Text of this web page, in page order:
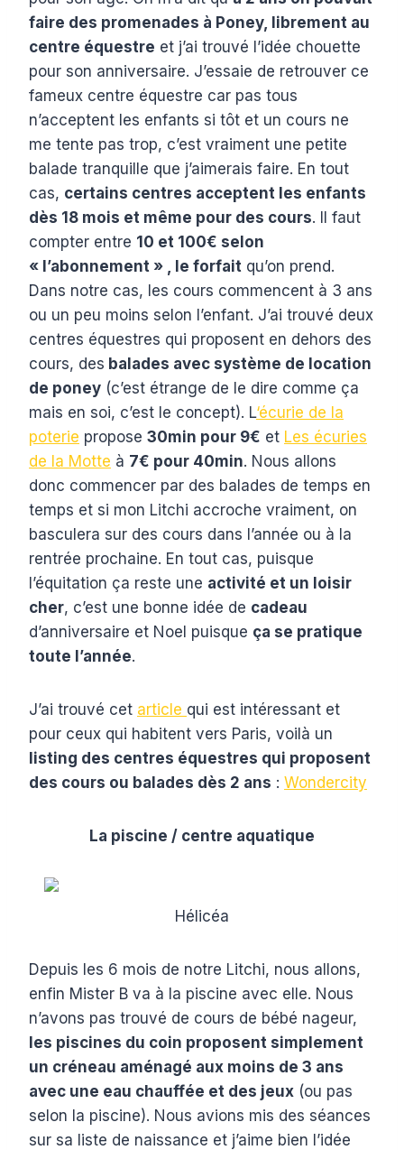
faire des promenades à Poney, librement au
centre équestre et j’ai trouvé l’idée chouette
pour son anniversaire. J’essaie de retrouver ce
fameux centre équestre car pas tous
n’acceptent les enfants si tôt et un cours ne
me tente pas trop, c’est vraiment une petite
balade tranquille que j’aimerais faire. En tout
cas, certains centres acceptent les enfants
dès 18 mois et même pour des cours. Il faut
compter entre 10 et 100€ selon
« l’abonnement » , le forfait qu’on prend.
Dans notre cas, les cours commencent à 3 ans
ou un peu moins selon l’enfant. J’ai trouvé deux
centres équestres qui proposent en dehors des
cours, des balades avec système de location
de poney (c’est étrange de le dire comme ça
mais en soi, c’est le concept). L‘écurie de la
poterie propose 30min pour 9€ et Les écuries
de la Motte à 7€ pour 40min. Nous allons
donc commencer par des balades de temps en
temps et si mon Litchi accroche vraiment, on
basculera sur des cours dans l’année ou à la
rentrée prochaine. En tout cas, puisque
l’équitation ça reste une activité et un loisir
cher, c’est une bonne idée de cadeau
d’anniversaire et Noel puisque ça se pratique
toute l’année.
J’ai trouvé cet article qui est intéressant et
pour ceux qui habitent vers Paris, voilà un
listing des centres équestres qui proposent
des cours ou balades dès 2 ans : Wondercity
La piscine / centre aquatique
Hélicéa
Depuis les 6 mois de notre Litchi, nous allons,
enfin Mister B va à la piscine avec elle. Nous
n’avons pas trouvé de cours de bébé nageur,
les piscines du coin proposent simplement
un créneau aménagé aux moins de 3 ans
avec une eau chauffée et des jeux (ou pas
selon la piscine). Nous avions mis des séances
sur sa liste de naissance et j’aime bien l’idée